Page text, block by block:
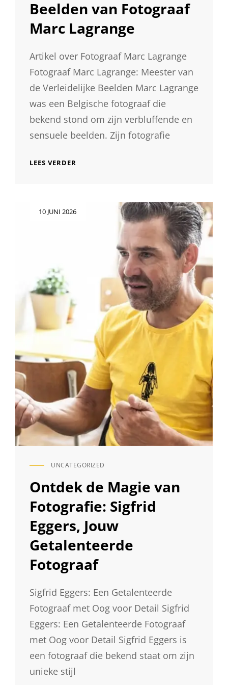
Beelden van Fotograaf
Marc Lagrange
Artikel over Fotograaf Marc Lagrange
Fotograaf Marc Lagrange: Meester van
de Verleidelijke Beelden Marc Lagrange
was een Belgische fotograaf die
bekend stond om zijn verbluffende en
sensuele beelden. Zijn fotografie
LEES VERDER
FOTOGRAAF
MARC
10 JUNI 2026
CAT
UNCATEGORIZED
Ontdek de Magie van
Fotografie: Sigfrid
Eggers, Jouw
Getalenteerde
Fotograaf
Sigfrid Eggers: Een Getalenteerde
Fotograaf met Oog voor Detail Sigfrid
Eggers: Een Getalenteerde Fotograaf
met Oog voor Detail Sigfrid Eggers is
een fotograaf die bekend staat om zijn
unieke stijl